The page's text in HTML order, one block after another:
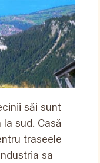
săi sunt
sud. Casă
traseele
sa